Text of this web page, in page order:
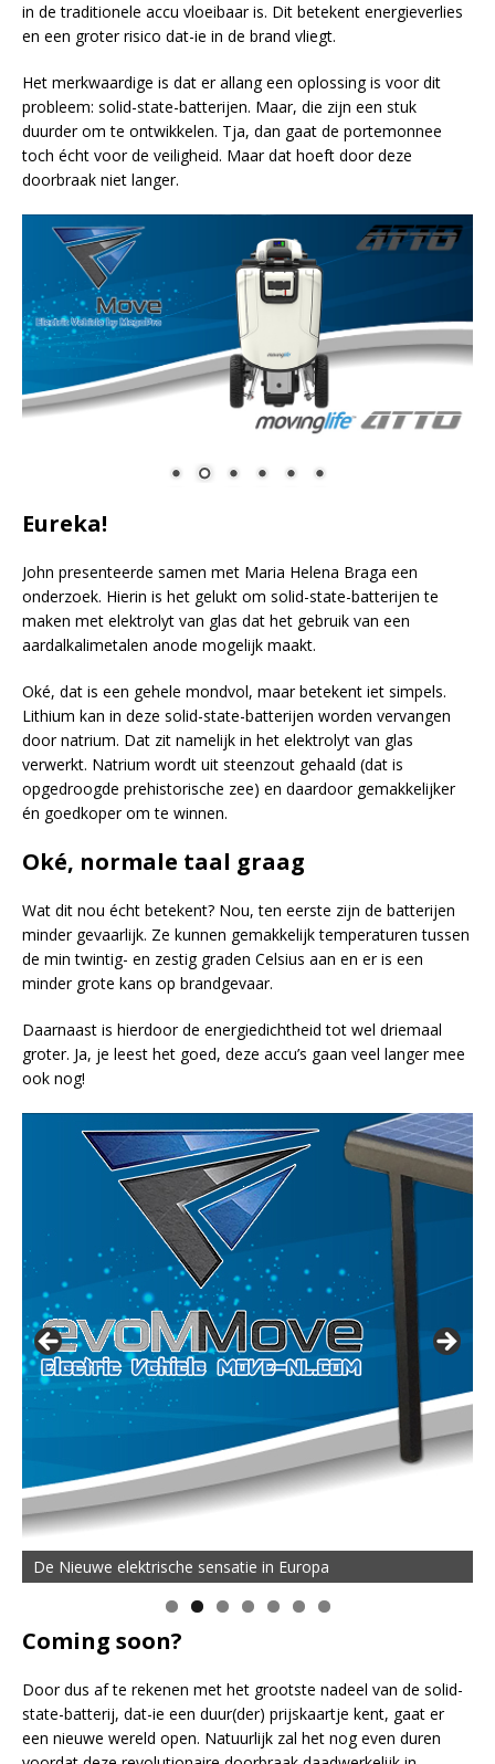
in de traditionele accu vloeibaar is. Dit betekent energieverlies
en een groter risico dat-ie in de brand vliegt.
Het merkwaardige is dat er allang een oplossing is voor dit
probleem: solid-state-batterijen. Maar, die zijn een stuk
duurder om te ontwikkelen. Tja, dan gaat de portemonnee
toch écht voor de veiligheid. Maar dat hoeft door deze
doorbraak niet langer.
Eureka!
John presenteerde samen met Maria Helena Braga een
onderzoek. Hierin is het gelukt om solid-state-batterijen te
maken met elektrolyt van glas dat het gebruik van een
aardalkalimetalen anode mogelijk maakt.
Oké, dat is een gehele mondvol, maar betekent iet simpels.
Lithium kan in deze solid-state-batterijen worden vervangen
door natrium. Dat zit namelijk in het elektrolyt van glas
verwerkt. Natrium wordt uit steenzout gehaald (dat is
opgedroogde prehistorische zee) en daardoor gemakkelijker
én goedkoper om te winnen.
Oké, normale taal graag
Wat dit nou écht betekent? Nou, ten eerste zijn de batterijen
minder gevaarlijk. Ze kunnen gemakkelijk temperaturen tussen
de min twintig- en zestig graden Celsius aan en er is een
minder grote kans op brandgevaar.
Daarnaast is hierdoor de energiedichtheid tot wel driemaal
groter. Ja, je leest het goed, deze accu’s gaan veel langer mee
ook nog!
De Nieuwe elektrische sensatie in Europa
Coming soon?
Door dus af te rekenen met het grootste nadeel van de solid-
state-batterij, dat-ie een duur(der) prijskaartje kent, gaat er
een nieuwe wereld open. Natuurlijk zal het nog even duren